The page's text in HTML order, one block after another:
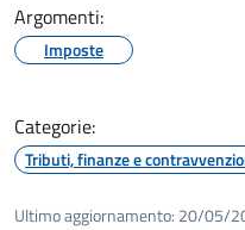
Argomenti:
Imposte
Categorie:
Tributi, finanze e
Ultimo aggiornamento: 20/05/